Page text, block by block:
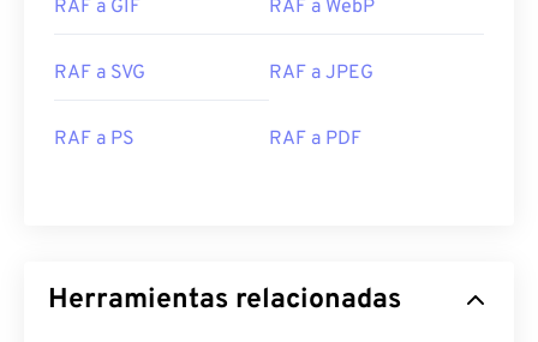
RAF a GIF RAF a WebP
RAF a SVG RAF a JPEG
RAF a PS RAF a PDF
Herramientas relacionadas